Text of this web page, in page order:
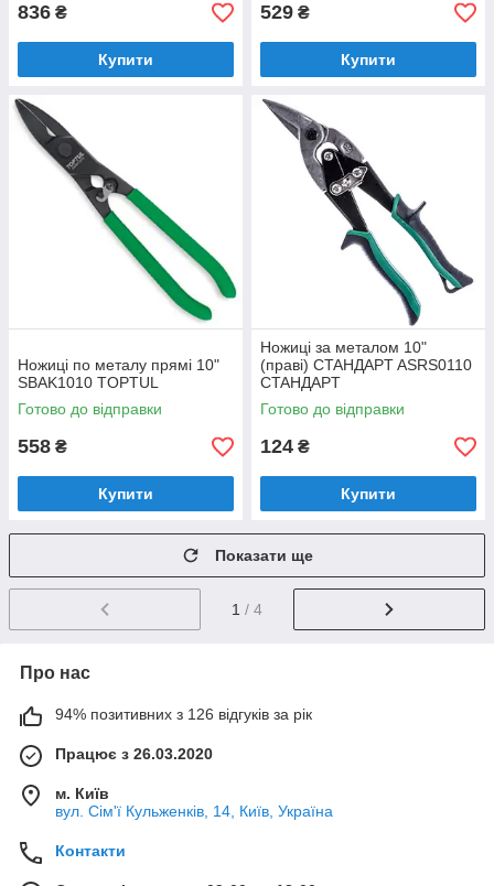
836 ₴
Купити
529 ₴
Купити
Ножиці по металу прямі 10"
SBAK1010 TOPTUL
Готово до відправки
558 ₴
Купити
Ножиці за металом 10"
(праві) CTAHДAPT ASRS0110
CTAHДAPT
Готово до відправки
124 ₴
Купити
Показати ще
1 / 4
Про нас
94% позитивних з 126 відгуків за рік
Працює з 26.03.2020
м. Київ
вул. Сім'ї Кульженків, 14, Київ, Україна
Контакти